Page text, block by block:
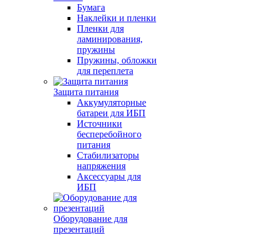
Бумага
Наклейки и пленки
Пленки для
ламинирования,
пружины
Пружины, обложки
для переплета
Защита питания
Аккумуляторные
батареи для ИБП
Источники
бесперебойного
питания
Стабилизаторы
напряжения
Аксессуары для
ИБП
Оборудование для
презентаций